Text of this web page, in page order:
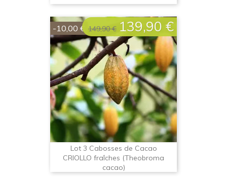
Lot 3 Cabosses de Cacao
CRIOLLO fraîches (Theobroma
cacao)
Prix
de
base
149,90 € Prix
139,90 €
-10,00 €